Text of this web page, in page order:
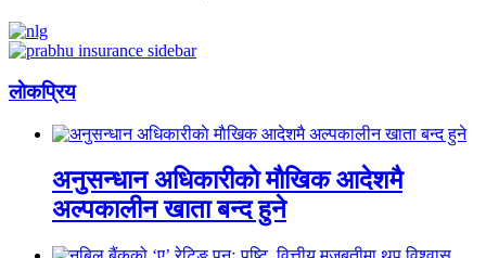
लाेकप्रिय
अनुसन्धान अधिकारीकाे माैखिक आदेशमै
अल्पकालीन खाता बन्द हुने